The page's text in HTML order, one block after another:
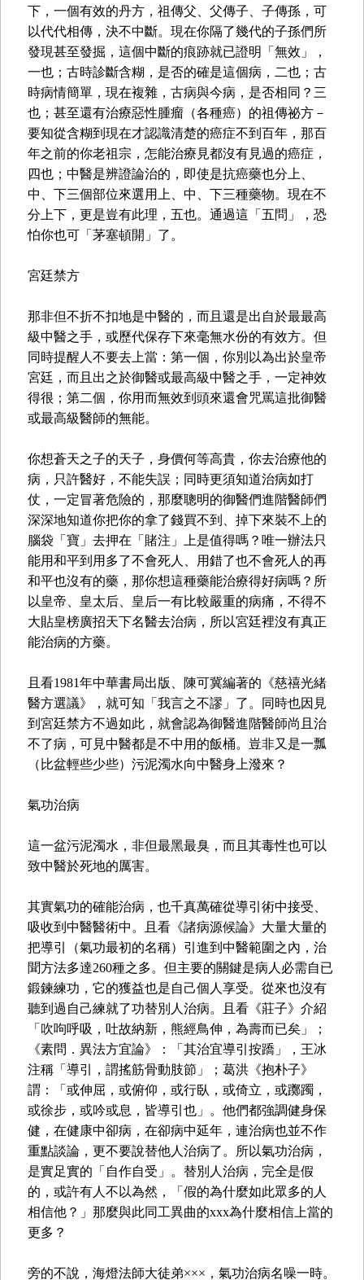
下，一個有效的丹方，祖傳父、父傳子、子傳孫，可
以代代相傳，決不中斷。現在你隔了幾代的子孫們所
發現甚至發掘，這個中斷的痕跡就已證明「無效」，
一也；古時診斷含糊，是否的確是這個病，二也；古
時病情簡單，現在複雜，古病與今病，是否相同？三
也；甚至還有治療惡性腫瘤（各種癌）的祖傳祕方－
要知從含糊到現在才認識清楚的癌症不到百年，那百
年之前的你老祖宗，怎能治療見都沒有見過的癌症，
四也；中醫是辨證論治的，即使是抗癌藥也分上、
中、下三個部位來選用上、中、下三種藥物。現在不
分上下，更是豈有此理，五也。通過這「五問」，恐
怕你也可「茅塞頓開」了。
宮廷禁方
那非但不折不扣地是中醫的，而且還是出自於最最高
級中醫之手，或歷代保存下來毫無水份的有效方。但
同時提醒人不要去上當：第一個，你別以為出於皇帝
宮廷，而且出之於御醫或最高級中醫之手，一定神效
得很；第二個，你用而無效到頭來還會咒罵這批御醫
或最高級醫師的無能。
你想蒼天之子的天子，身價何等高貴，你去治療他的
病，只許醫好，不能失誤；同時更須知道治病如打
仗，一定冒著危險的，那麼聰明的御醫們進階醫師們
深深地知道你把你的拿了錢買不到、掉下來裝不上的
腦袋「寶」去押在「賭注」上是值得嗎？唯一辦法只
能用和平到用多了不會死人、用錯了也不會死人的再
和平也沒有的藥，那你想這種藥能治療得好病嗎？所
以皇帝、皇太后、皇后一有比較嚴重的病痛，不得不
大貼皇榜廣招天下名醫去治病，所以宮廷裡沒有真正
能治病的方藥。
且看1981年中華書局出版、陳可冀編著的《慈禧光緒
醫方選議》，就可知「我言之不謬」了。同時也因見
到宮廷禁方不過如此，就會認為御醫進階醫師尚且治
不了病，可見中醫都是不中用的飯桶。豈非又是一瓢
（比盆輕些少些）污泥濁水向中醫身上潑來？
氣功治病
這一盆污泥濁水，非但最黑最臭，而且其毒性也可以
致中醫於死地的厲害。
其實氣功的確能治病，也千真萬確從導引術中接受、
吸收到中醫醫術中。且看《諸病源候論》大量大量的
把導引（氣功最初的名稱）引進到中醫範圍之內，治
聞方法多達260種之多。但主要的關鍵是病人必需自已
鍛鍊練功，它的獲益也是自己個人享受。從來也沒有
聽到過自己練就了功替別人治病。且看《莊子》介紹
「吹呴呼吸，吐故納新，熊經鳥伸，為壽而已矣」；
《素問．異法方宜論》：「其治宜導引按蹻」，王冰
注稱「導引，謂搖筋骨動肢節」；葛洪《抱朴子》
謂：「或伸屈，或俯仰，或行臥，或倚立，或躑躅，
或徐步，或吟或息，皆導引也」。他們都強調健身保
健，在健康中卻病，在卻病中延年，連治病也並不作
重點談論，更不要說替他人治病了。所以氣功治病，
是實足實的「自作自受」。替別人治病，完全是假
的，或許有人不以為然，「假的為什麼如此眾多的人
相信他？」那麼與此同工異曲的xxx為什麼相信上當的
更多？
旁的不說，海燈法師大徒弟×××，氣功治病名噪一時。